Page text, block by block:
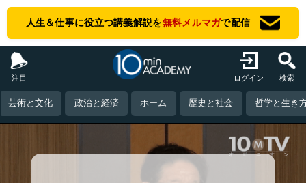
人生＆仕事に役立つ講義解説を無料メルマガで配信
注目 ログイン 検索
芸術と文化 政治と経済 ホーム 歴史と社会 哲学と生き